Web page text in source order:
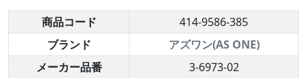
商品コード
414-9586-385
ブランド
アズワン(AS ONE)
メーカー品番
3-6973-02